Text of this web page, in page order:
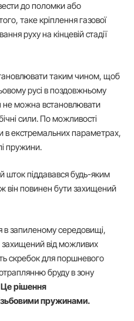
до поломки або
таке кріплення газової
руху на кінцевій стадії
таким чином, щоб
русі в поздовжньому
не можна встановлювати
сили. По можливості
в екстремальних параметрах,
пружини.
піддавався будь-яким
він повинен бути захищений
запиленому середовищі,
від можливих
скребок для поршневого
бруду в зону
Це рішення
пружинами.